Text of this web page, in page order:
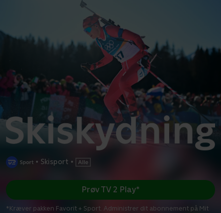
• Skisport •
Prøv TV 2 Play*
*Kræver pakken Favorit + Sport. Administrer dit abonnement på Mit